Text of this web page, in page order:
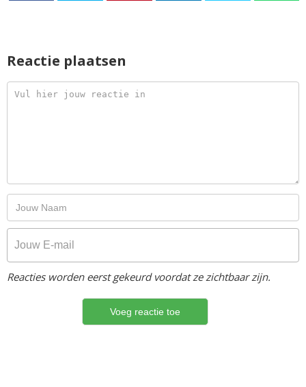
Reactie plaatsen
Reacties worden eerst gekeurd voordat ze zichtbaar zijn.